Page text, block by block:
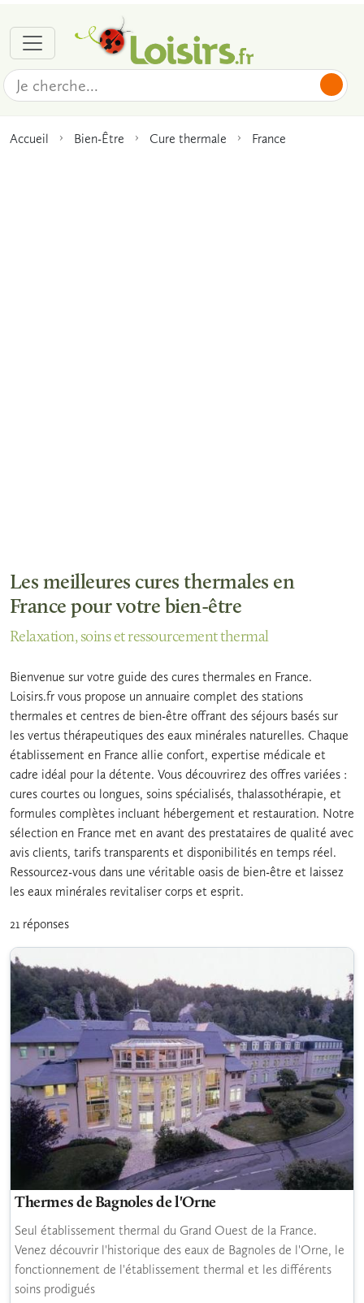
Accueil Bien-Être Cure thermale France
Les meilleures cures thermales en
France pour votre bien-être
Relaxation, soins et ressourcement thermal
Bienvenue sur votre guide des cures thermales en France.
Loisirs.fr vous propose un annuaire complet des stations
thermales et centres de bien-être offrant des séjours basés sur
les vertus thérapeutiques des eaux minérales naturelles. Chaque
établissement en France allie confort, expertise médicale et
cadre idéal pour la détente. Vous découvrirez des offres variées :
cures courtes ou longues, soins spécialisés, thalassothérapie, et
formules complètes incluant hébergement et restauration. Notre
sélection en France met en avant des prestataires de qualité avec
avis clients, tarifs transparents et disponibilités en temps réel.
Ressourcez-vous dans une véritable oasis de bien-être et laissez
les eaux minérales revitaliser corps et esprit.
21 réponses
Thermes de Bagnoles de l'Orne
Seul établissement thermal du Grand Ouest de la France.
Venez découvrir l'historique des eaux de Bagnoles de l'Orne, le
fonctionnement de l'établissement thermal et les différents
soins prodigués